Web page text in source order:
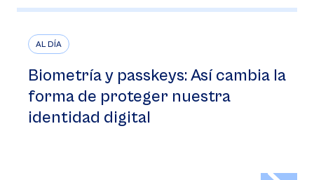
AL DÍA
Biometría y passkeys: Así cambia la
forma de proteger nuestra
identidad digital